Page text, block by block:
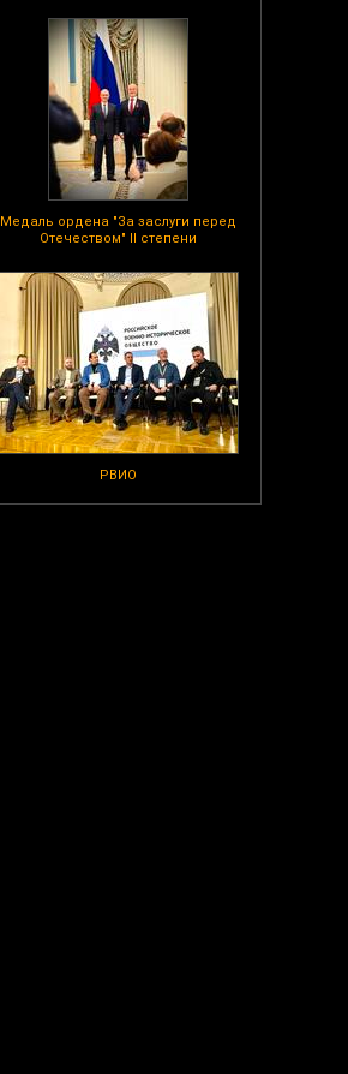
Медаль ордена "За заслуги перед
Отечеством" II степени
РВИО